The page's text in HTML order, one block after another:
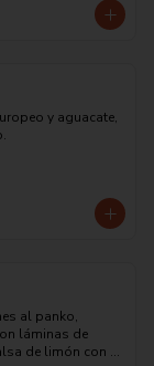
y aguacate,
al panko,
láminas de
de limón con